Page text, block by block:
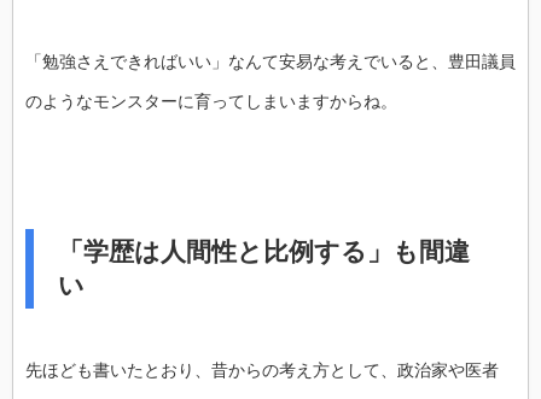
「勉強さえできればいい」なんて安易な考えでいると、豊田議員
のようなモンスターに育ってしまいますからね。
「学歴は人間性と比例する」も間違
い
先ほども書いたとおり、昔からの考え方として、政治家や医者